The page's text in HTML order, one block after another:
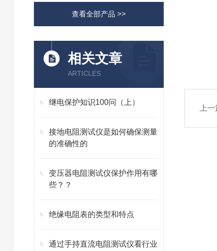
查看全部产品 >>
相关文章
ARTICLES
继电保护知识100问（上）
接地电阻测试仪是如何确保测量
的准确性的
变压器电阻测试仪保护作用有哪
些？？
绝缘电阻表的类型和特点
通过手持直流电阻测试仪看行业
上